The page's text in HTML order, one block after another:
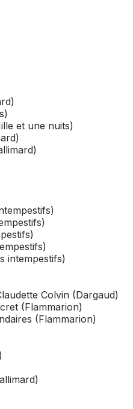
et une nuits)
intempestifs)
Colvin (Dargaud)
(Flammarion)
(Flammarion)